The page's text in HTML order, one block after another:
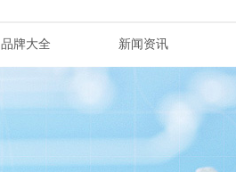
品牌大全 新闻资讯